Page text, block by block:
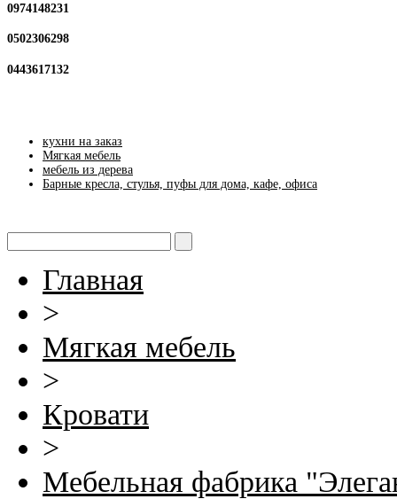
0974148231
0502306298
0443617132
кухни на заказ
Мягкая мебель
мебель из дерева
Барные кресла, стулья, пуфы для дома, кафе, офиса
Главная
>
Мягкая мебель
>
Кровати
>
Мебельная фабрика